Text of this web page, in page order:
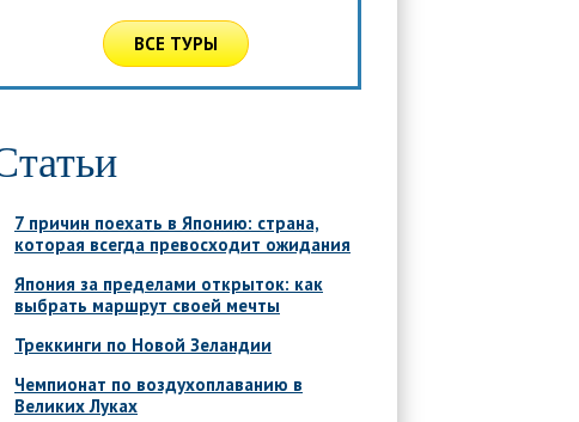
ВСЕ ТУРЫ
7 причин поехать в Японию: страна,
которая всегда превосходит ожидания
Япония за пределами открыток: как
выбрать маршрут своей мечты
Треккинги по Новой Зеландии
Чемпионат по воздухоплаванию в
Великих Луках